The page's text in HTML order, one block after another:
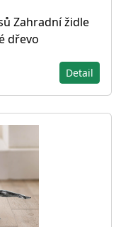
Zahradní židle
dřevo
Detail